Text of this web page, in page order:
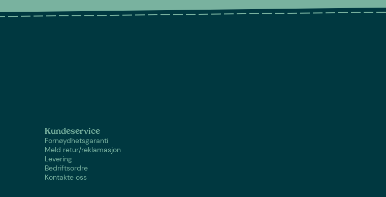
Kundeservice
Fornøydhetsgaranti
Meld retur/reklamasjon
Levering
Bedriftsordre
Kontakte oss